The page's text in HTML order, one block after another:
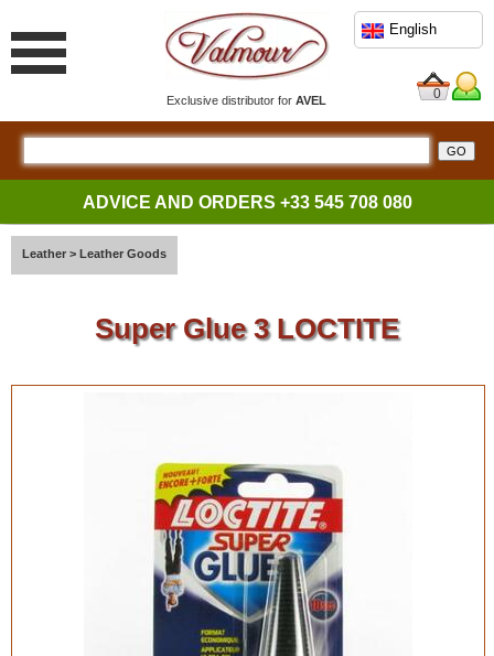
Exclusive distributor forAVEL
English
0
ADVICE AND ORDERS +33 545 708 080
Leather > Leather Goods
Super Glue 3 LOCTITE